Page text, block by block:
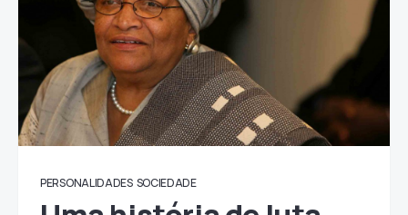
PERSONALIDADES SOCIEDADE